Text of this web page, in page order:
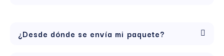
¿Desde dónde se envía mi paquete?